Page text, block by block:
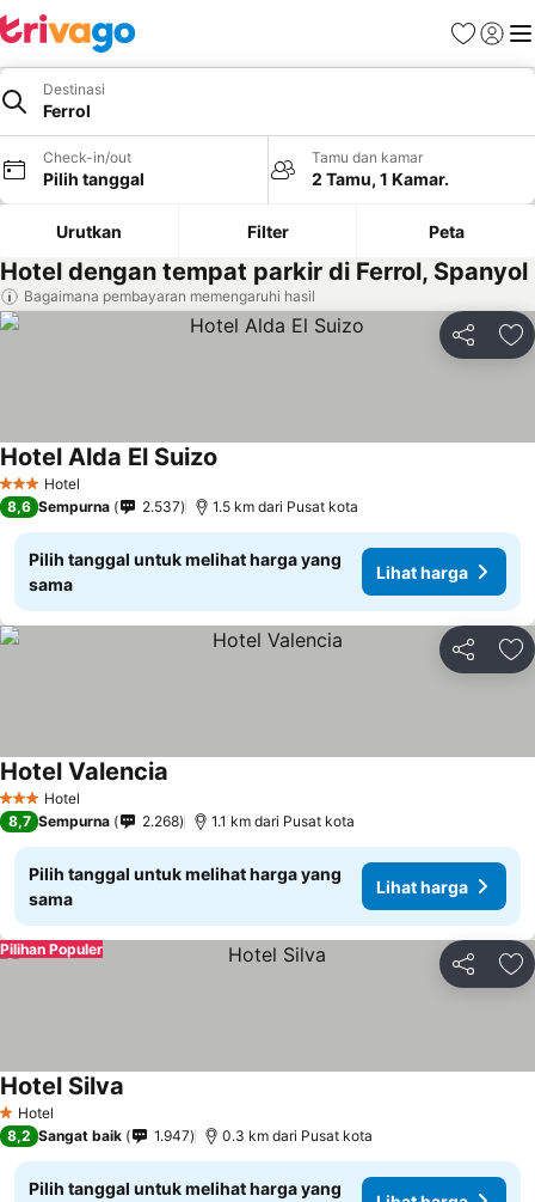
FavoritLogin
Destinasi
Ferrol
Check-in/out
Pilih tanggal
Tamu dan kamar
2 Tamu, 1 Kamar.
Urutkan Filter Peta
Hotel dengan tempat parkir di Ferrol, Spanyol
Bagaimana pembayaran memengaruhi hasil
Bagikan
3 BintangHotel
Hotel Alda El Suizo
8,6 Sempurna 2.537 1.5 km dari Pusat kota
Pilih tanggal untuk melihat harga yang
sama
Lihat harga
Bagikan
3 BintangHotel
Hotel Valencia
8,7 Sempurna 2.268 1.1 km dari Pusat kota
Pilih tanggal untuk melihat harga yang
sama
Lihat harga
Bagikan
Pilihan Populer
1 Bintang
Hotel
Hotel Silva
8,2 Sangat baik 1.947 0.3 km dari Pusat kota
Pilih tanggal untuk melihat harga yang